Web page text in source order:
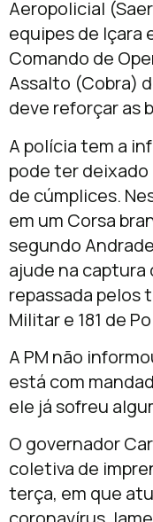
Aeropolicial
equipes de Içara
Comando de
Assalto (Cobra)
deve reforçar as
A polícia tem a
pode ter deixado
de cúmplices.
em um Corsa
segundo
ajude na captura
repassada pelos
Militar e 181 de
A PM não
está com
ele já sofreu
O governador
coletiva de
terça, em que